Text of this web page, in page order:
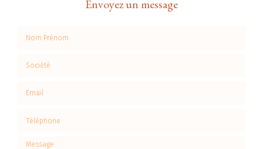
Envoyez un message
Message